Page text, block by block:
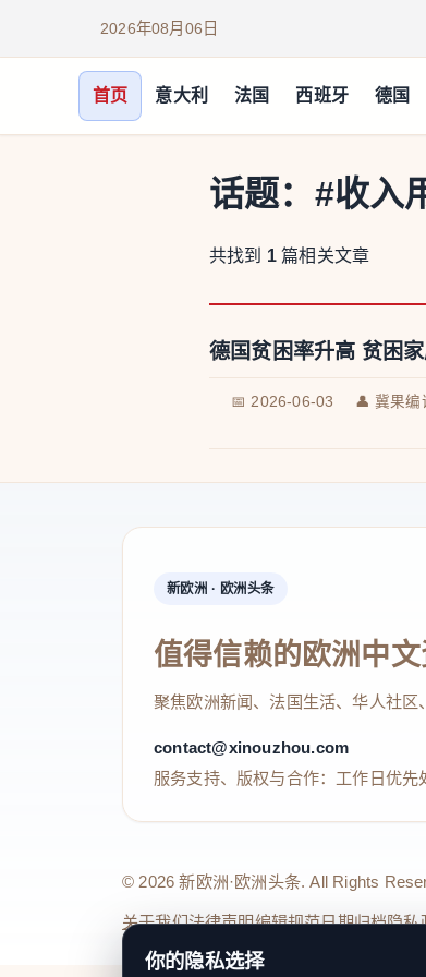
2026年08月06日
首页 意大利 法国 西班牙 德国
话题： #收入
共找到 1 篇相关文章
德国贫困率升高 贫困
📅 2026-06-03 👤 冀果编
新欧洲 · 欧洲头条
值得信赖的欧洲中文
聚焦欧洲新闻、法国生活、华人社
contact@xinouzhou.com
服务支持、版权与合作：工作日优先
© 2026 新欧洲·欧洲头条. All Rights
关于我们法律声明编辑规范日期归档隐私
你的隐私选择